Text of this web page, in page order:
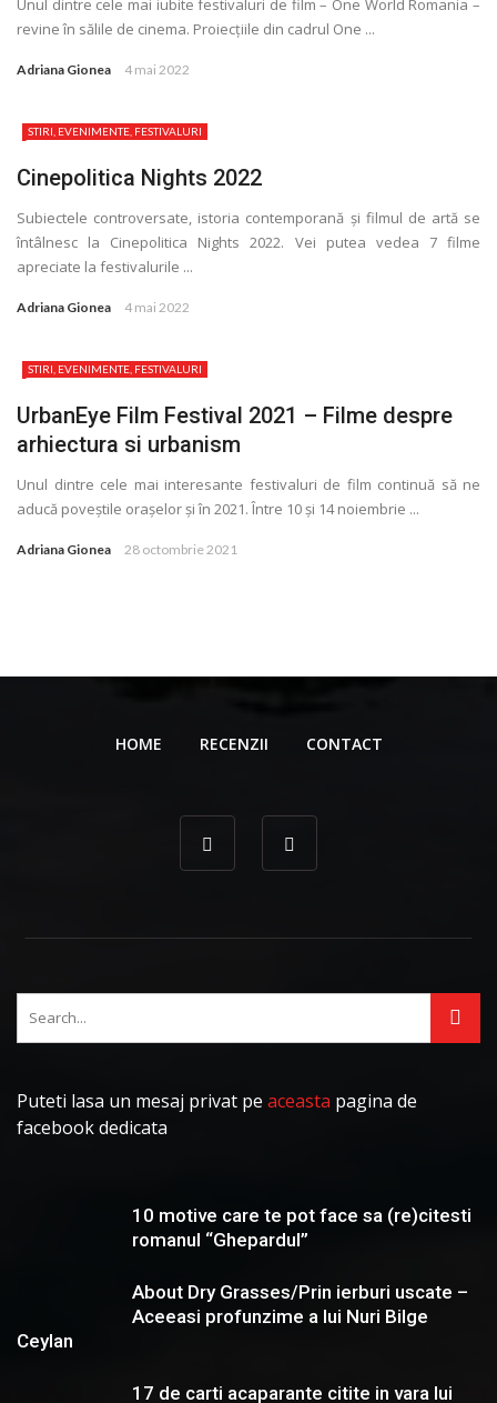
Unul dintre cele mai iubite festivaluri de film – One World Romania –
revine în sălile de cinema. Proiecţiile din cadrul One ...
Adriana Gionea 4 mai 2022
STIRI, EVENIMENTE, FESTIVALURI
Cinepolitica Nights 2022
Subiectele controversate, istoria contemporană și filmul de artă se
întâlnesc la Cinepolitica Nights 2022. Vei putea vedea 7 filme
apreciate la festivalurile ...
Adriana Gionea 4 mai 2022
STIRI, EVENIMENTE, FESTIVALURI
UrbanEye Film Festival 2021 – Filme despre
arhiectura si urbanism
Unul dintre cele mai interesante festivaluri de film continuă să ne
aducă poveștile orașelor și în 2021. Între 10 și 14 noiembrie ...
Adriana Gionea 28 octombrie 2021
HOME RECENZII CONTACT
Puteti lasa un mesaj privat pe aceasta pagina de
facebook dedicata
10 motive care te pot face sa (re)citesti
romanul “Ghepardul”
About Dry Grasses/Prin ierburi uscate –
Aceeasi profunzime a lui Nuri Bilge
Ceylan
17 de carti acaparante citite in vara lui